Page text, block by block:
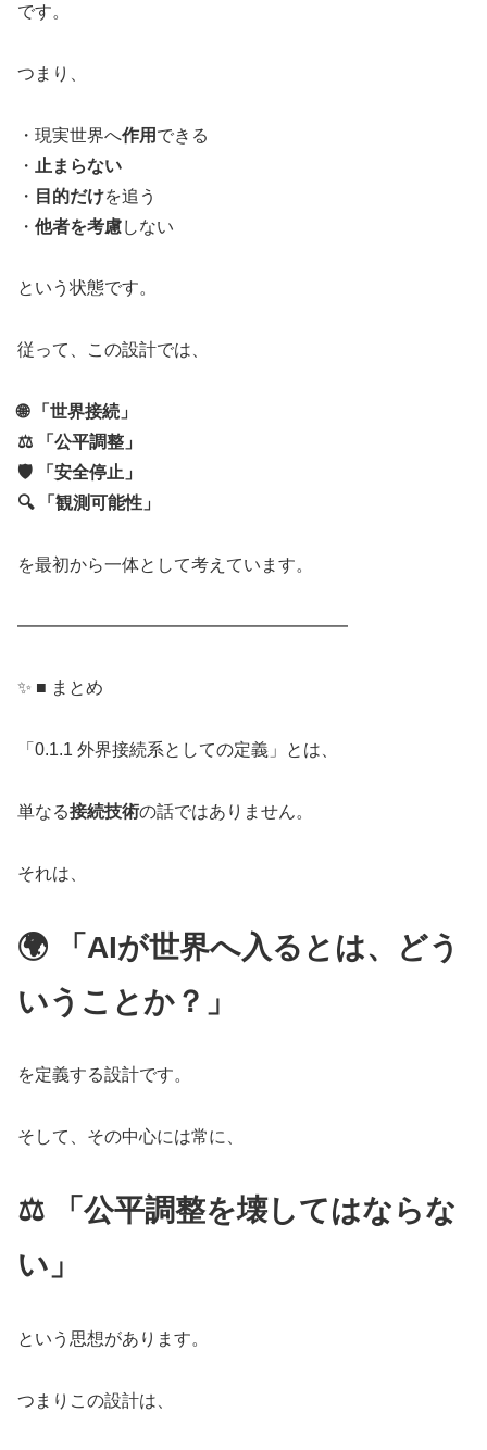
です。
つまり、
・現実世界へ作用 できる
・ 止まらない
・ 目的だけを追う
・ 他者を考慮しない
という状態です。
従って、この設計では、
🌐 「世界接続」
⚖️ 「公平調整」
🛡️ 「安全停止」
🔍 「観測可能性」
を最初から一体として考えています。
━━━━━━━━━━━━━━━━━━━
✨ ■ まとめ
「0.1.1 外界接続系としての定義」とは、
単なる接続技術の話ではありません。
それは、
🌍 「AIが世界へ入るとは、どう
いうことか？」
を定義する設計です。
そして、その中心には常に、
⚖️ 「公平調整を壊してはならな
い」
という思想があります。
つまりこの設計は、